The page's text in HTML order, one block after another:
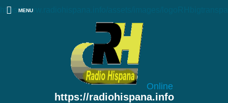
https://www.radiohispana.info/assets/images/
Online
https://radiohispana.info
MENU